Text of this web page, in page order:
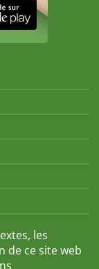
les
de ce site web